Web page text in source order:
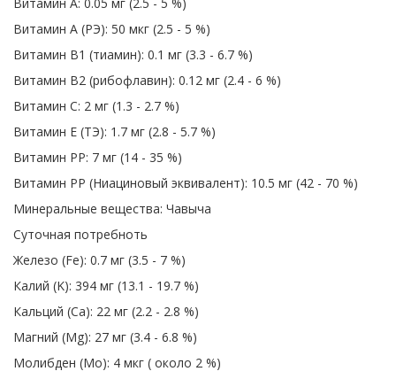
Витамин A (РЭ): 50 мкг (2.5 - 5 %)
Витамин B1 (тиамин): 0.1 мг (3.3 - 6.7 %)
Витамин B2 (рибофлавин): 0.12 мг (2.4 - 6 %)
Витамин C: 2 мг (1.3 - 2.7 %)
Витамин E (ТЭ): 1.7 мг (2.8 - 5.7 %)
Витамин PP: 7 мг (14 - 35 %)
Витамин PP (Ниациновый эквивалент): 10.5 мг (42 - 70 %)
Минеральные вещества: Чавыча
Суточная потребноть
Железо (Fe): 0.7 мг (3.5 - 7 %)
Калий (K): 394 мг (13.1 - 19.7 %)
Кальций (Ca): 22 мг (2.2 - 2.8 %)
Магний (Mg): 27 мг (3.4 - 6.8 %)
Молибден (Mo): 4 мкг ( около 2 %)